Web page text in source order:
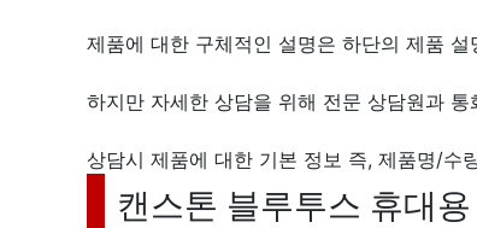
제품에 대한 구체적인 설명은 하단의 제품 설
하지만 자세한 상담을 위해 전문 상담원과
상담시 제품에 대한 기본 정보 즉, 제품명/수
캔스톤 블루투스 휴대